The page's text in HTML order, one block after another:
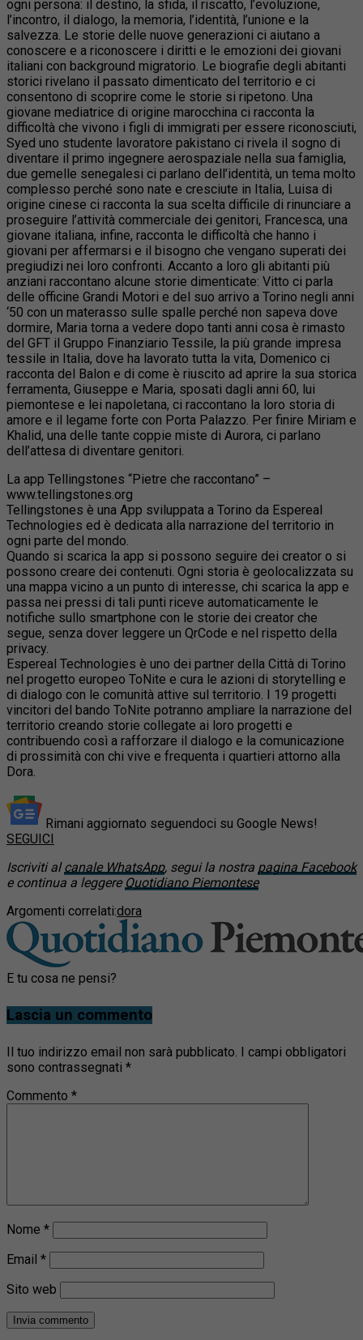
ogni persona: il destino, la sfida, il riscatto, l’evoluzione,
l’incontro, il dialogo, la memoria, l’identità, l’unione e la
salvezza. Le storie delle nuove generazioni ci aiutano a
conoscere e a riconoscere i diritti e le emozioni dei giovani
italiani con background migratorio. Le biografie degli abitanti
storici rivelano il passato dimenticato del territorio e ci
consentono di scoprire come le storie si ripetono. Una
giovane mediatrice di origine marocchina ci racconta la
difficoltà che vivono i figli di immigrati per essere riconosciuti,
Syed uno studente lavoratore pakistano ci rivela il sogno di
diventare il primo ingegnere aerospaziale nella sua famiglia,
due gemelle senegalesi ci parlano dell’identità, un tema molto
complesso perché sono nate e cresciute in Italia, Luisa di
origine cinese ci racconta la sua scelta difficile di rinunciare a
proseguire l’attività commerciale dei genitori, Francesca, una
giovane italiana, infine, racconta le difficoltà che hanno i
giovani per affermarsi e il bisogno che vengano superati dei
pregiudizi nei loro confronti. Accanto a loro gli abitanti più
anziani raccontano alcune storie dimenticate: Vitto ci parla
delle officine Grandi Motori e del suo arrivo a Torino negli anni
‘50 con un materasso sulle spalle perché non sapeva dove
dormire, Maria torna a vedere dopo tanti anni cosa è rimasto
del GFT il Gruppo Finanziario Tessile, la più grande impresa
tessile in Italia, dove ha lavorato tutta la vita, Domenico ci
racconta del Balon e di come è riuscito ad aprire la sua storica
ferramenta, Giuseppe e Maria, sposati dagli anni 60, lui
piemontese e lei napoletana, ci raccontano la loro storia di
amore e il legame forte con Porta Palazzo. Per finire Miriam e
Khalid, una delle tante coppie miste di Aurora, ci parlano
dell’attesa di diventare genitori.
La app Tellingstones “Pietre che raccontano” –
www.tellingstones.org
Tellingstones è una App sviluppata a Torino da Espereal
Technologies ed è dedicata alla narrazione del territorio in
ogni parte del mondo.
Quando si scarica la app si possono seguire dei creator o si
possono creare dei contenuti. Ogni storia è geolocalizzata su
una mappa vicino a un punto di interesse, chi scarica la app e
passa nei pressi di tali punti riceve automaticamente le
notifiche sullo smartphone con le storie dei creator che
segue, senza dover leggere un QrCode e nel rispetto della
privacy.
Espereal Technologies è uno dei partner della Città di Torino
nel progetto europeo ToNite e cura le azioni di storytelling e
di dialogo con le comunità attive sul territorio. I 19 progetti
vincitori del bando ToNite potranno ampliare la narrazione del
territorio creando storie collegate ai loro progetti e
contribuendo così a rafforzare il dialogo e la comunicazione
di prossimità con chi vive e frequenta i quartieri attorno alla
Dora.
Rimani aggiornato seguendoci su Google News!
SEGUICI
Iscriviti alcanale WhatsApp, segui la nostra pagina Facebook
e continua a leggere Quotidiano Piemontese
Argomenti correlati:dora
E tu cosa ne pensi?
Lascia un commento
Il tuo indirizzo email non sarà pubblicato. I campi obbligatori
sono contrassegnati *
Commento *
Nome *
Email *
Sito web